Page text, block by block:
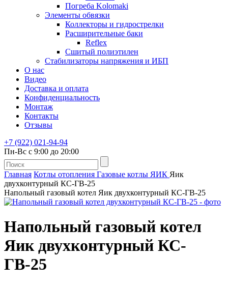
Погреба Kolomaki
Элементы обвязки
Коллекторы и гидрострелки
Расширительные баки
Reflex
Сшитый полиэтилен
Стабилизаторы напряжения и ИБП
О нас
Видео
Доставка и оплата
Конфиденциальность
Монтаж
Контакты
Отзывы
+7 (922) 021-94-94
Пн-Вс с 9:00 до 20:00
Главная Котлы отопления Газовые котлы ЯИК Яик
двухконтурный КС-ГВ-25
Напольный газовый котел Яик двухконтурный КС-ГВ-25
Напольный газовый котел
Яик двухконтурный КС-
ГВ-25